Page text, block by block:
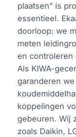
plaatsen” is
essentieel.
doorloop: we
meten
en
Als KIWA-
garanderen
koppelingen
gebeuren. Wij
zoals Daikin,